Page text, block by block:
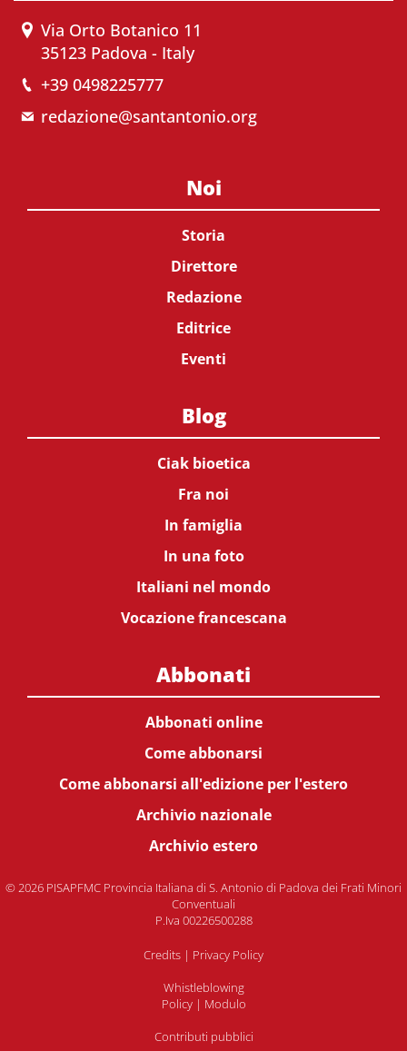
Via Orto Botanico 11
35123 Padova - Italy
+39 0498225777
redazione@santantonio.org
Noi
Storia
Direttore
Redazione
Editrice
Eventi
Blog
Ciak bioetica
Fra noi
In famiglia
In una foto
Italiani nel mondo
Vocazione francescana
Abbonati
Abbonati online
Come abbonarsi
Come abbonarsi all'edizione per l'estero
Archivio nazionale
Archivio estero
© 2026 PISAPFMC Provincia Italiana di S. Antonio di Padova dei Frati Minori
Conventuali
P.Iva 00226500288
Credits | Privacy Policy
Whistleblowing
Policy| Modulo
Contributi pubblici